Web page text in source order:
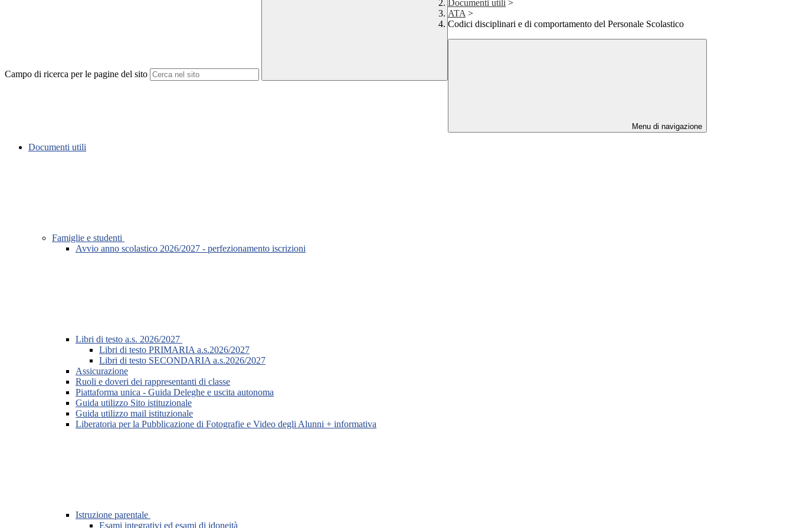
Campo di ricerca per le pagine del sito
Documenti utili >
ATA >
Codici disciplinari e di comportamento del Personale Scolastico
Menu di navigazione
Documenti utili
Famiglie e studenti
Avvio anno scolastico 2026/2027 - perfezionamento iscrizioni
Libri di testo a.s. 2026/2027
Libri di testo PRIMARIA a.s.2026/2027
Libri di testo SECONDARIA a.s.2026/2027
Assicurazione
Ruoli e doveri dei rappresentanti di classe
Piattaforma unica - Guida Deleghe e uscita autonoma
Guida utilizzo Sito istituzionale
Guida utilizzo mail istituzionale
Liberatoria per la Pubblicazione di Fotografie e Video degli Alunni + informativa
Istruzione parentale
Esami integrativi ed esami di idoneità